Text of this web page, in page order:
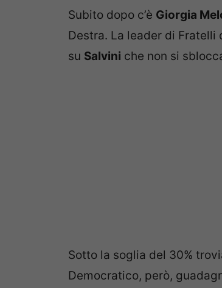
Subito dopo c’è Giorgia
Destra. La leader di Fratelli
su Salvini che non si
Sotto la soglia del 30%
Democratico, però,